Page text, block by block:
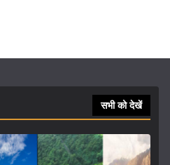
सभी को देखें